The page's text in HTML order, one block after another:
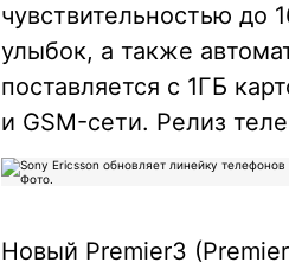
чувствительностью до
улыбок, а также
поставляется с 1ГБ
и GSM-сети. Релиз
Новый Premier3